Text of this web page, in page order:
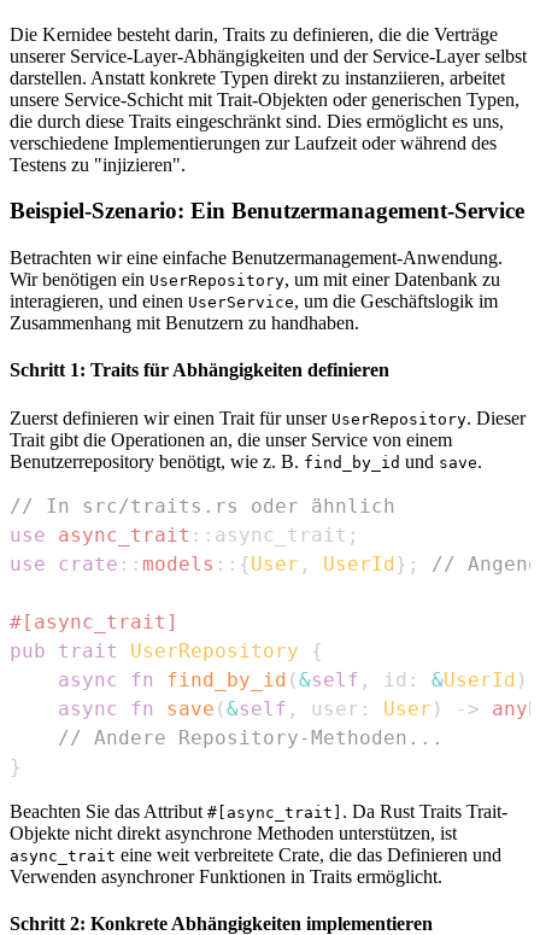
Die Kernidee besteht darin, Traits zu definieren, die die Verträge
unserer Service-Layer-Abhängigkeiten und der Service-Layer selbst
darstellen. Anstatt konkrete Typen direkt zu instanziieren, arbeitet
unsere Service-Schicht mit Trait-Objekten oder generischen Typen,
die durch diese Traits eingeschränkt sind. Dies ermöglicht es uns,
verschiedene Implementierungen zur Laufzeit oder während des
Testens zu "injizieren".
Beispiel-Szenario: Ein Benutzermanagement-Service
Betrachten wir eine einfache Benutzermanagement-Anwendung.
Wir benötigen ein UserRepository, um mit einer Datenbank zu
interagieren, und einen UserService, um die Geschäftslogik im
Zusammenhang mit Benutzern zu handhaben.
Schritt 1: Traits für Abhängigkeiten definieren
Zuerst definieren wir einen Trait für unser UserRepository. Dieser
Trait gibt die Operationen an, die unser Service von einem
Benutzerrepository benötigt, wie z. B. find_by_id und save.
// In src/traits.rs oder ähnlich
use
async_trait :: async_trait ;
use
crate :: models :: {User , UserId} ; //
#[async_trait]
pub
trait UserRepository
{
async
fn find_by_id (&self , id : &UserId )
async
fn save (&self , user : User ) ->
// Andere Repository-Methoden...
}
Beachten Sie das Attribut #[async_trait] . Da Rust Traits Trait-
Objekte nicht direkt asynchrone Methoden unterstützen, ist
async_trait eine weit verbreitete Crate, die das Definieren und
Verwenden asynchroner Funktionen in Traits ermöglicht.
Schritt 2: Konkrete Abhängigkeiten implementieren